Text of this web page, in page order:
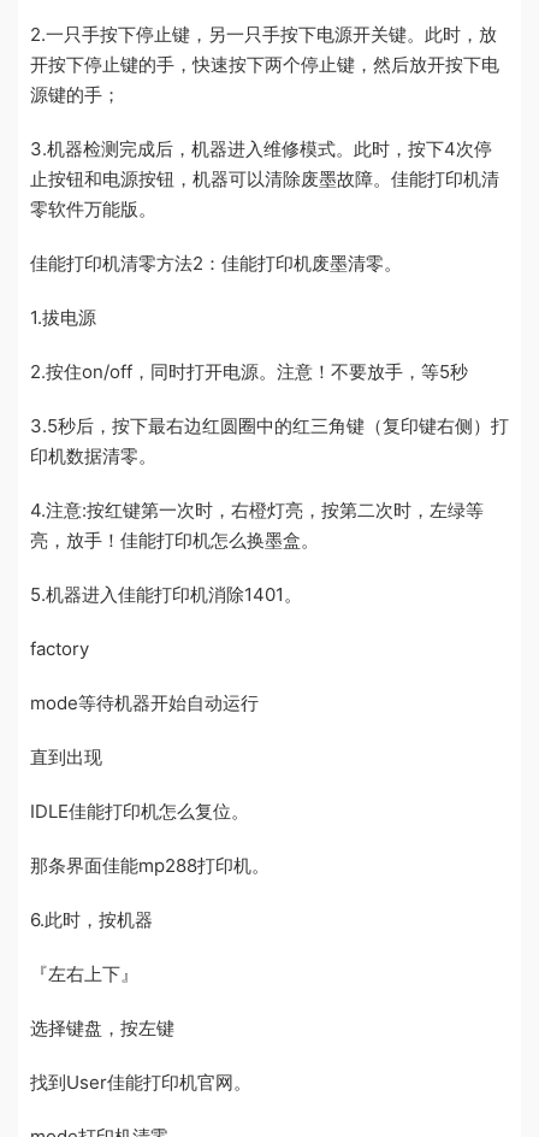
2.一只手按下停止键，另一只手按下电源开关键。此时，放
开按下停止键的手，快速按下两个停止键，然后放开按下电
源键的手；
3.机器检测完成后，机器进入维修模式。此时，按下4次停
止按钮和电源按钮，机器可以清除废墨故障。佳能打印机清
零软件万能版。
佳能打印机清零方法2：佳能打印机废墨清零。
1.拔电源
2.按住on/off，同时打开电源。注意！不要放手，等5秒
3.5秒后，按下最右边红圆圈中的红三角键（复印键右侧）打
印机数据清零。
4.注意:按红键第一次时，右橙灯亮，按第二次时，左绿等
亮，放手！佳能打印机怎么换墨盒。
5.机器进入佳能打印机消除1401。
factory
mode等待机器开始自动运行
直到出现
IDLE佳能打印机怎么复位。
那条界面佳能mp288打印机。
6.此时，按机器
『左右上下』
选择键盘，按左键
找到User佳能打印机官网。